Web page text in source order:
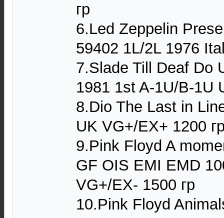
гр
6.Led Zeppelin
59402 1L/2L 1976
7.Slade Till Deaf Do
1981 1st A-1U/B-1U
8.Dio The Last in
UK VG+/EX+ 1200
9.Pink Floyd A
GF OIS EMI EMD
VG+/EX- 1500 гр
10.Pink Floyd